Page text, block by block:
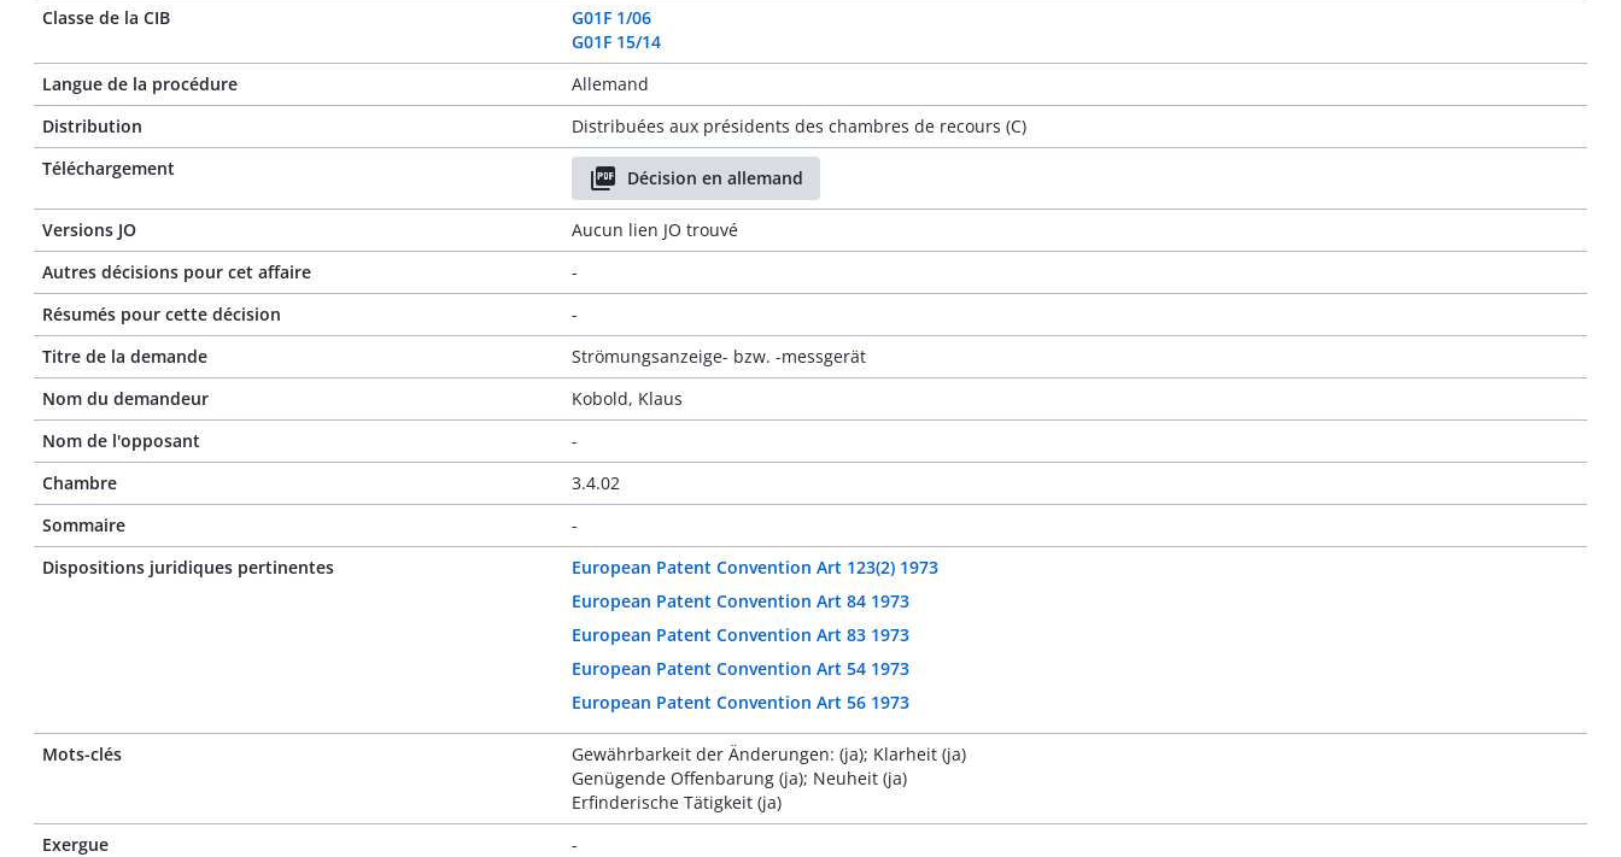
Classe de la CIB
G01F 1/06
G01F 15/14
Langue de la procédure
Allemand
Distribution
Distribuées aux présidents des chambres de recours (C)
Téléchargement
Décision en allemand
Versions JO
Aucun lien JO trouvé
Autres décisions pour cet affaire
-
Résumés pour cette décision
-
Titre de la demande
Strömungsanzeige- bzw. -messgerät
Nom du demandeur
Kobold, Klaus
Nom de l'opposant
-
Chambre
3.4.02
Sommaire
-
Dispositions juridiques pertinentes
European Patent Convention Art 123(2) 1973
European Patent Convention Art 84 1973
European Patent Convention Art 83 1973
European Patent Convention Art 54 1973
European Patent Convention Art 56 1973
Mots-clés
Gewährbarkeit der Änderungen: (ja); Klarheit (ja)
Genügende Offenbarung (ja); Neuheit (ja)
Erfinderische Tätigkeit (ja)
Exergue
-